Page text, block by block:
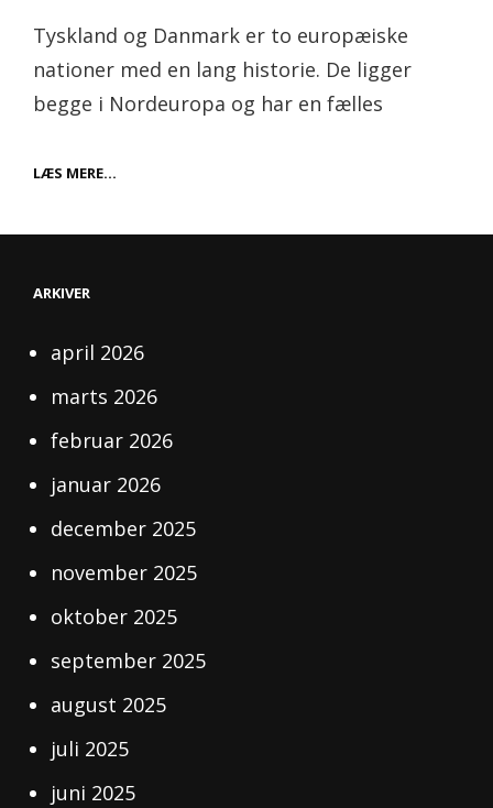
Tyskland og Danmark er to europæiske
nationer med en lang historie. De ligger
begge i Nordeuropa og har en fælles
LÆS MERE…
ARKIVER
april 2026
marts 2026
februar 2026
januar 2026
december 2025
november 2025
oktober 2025
september 2025
august 2025
juli 2025
juni 2025